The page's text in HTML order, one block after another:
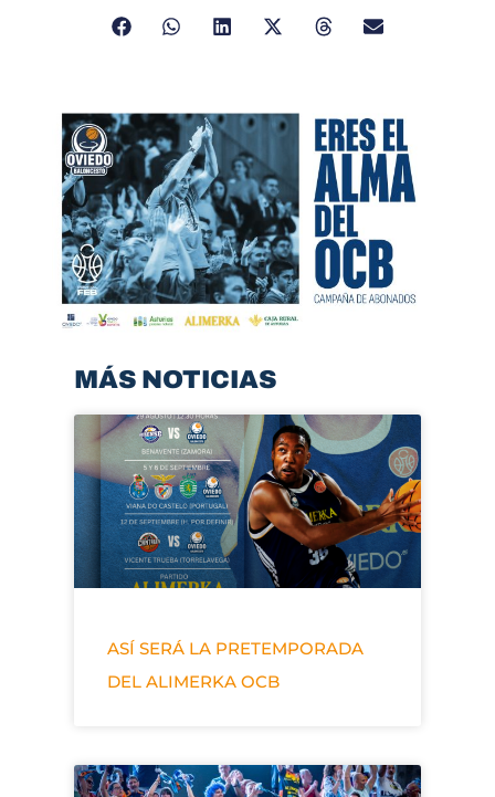
MÁS NOTICIAS
ASÍ SERÁ LA PRETEMPORADA
DEL ALIMERKA OCB